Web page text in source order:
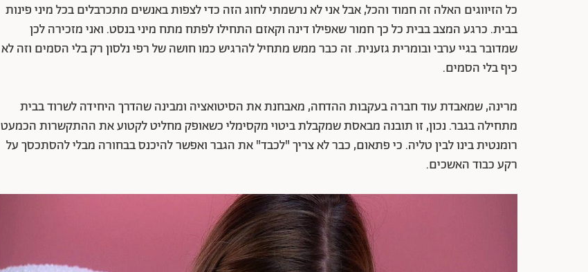
כל הזיווגים האלה זה חמוד והכל, אבל אני לא נרשמתי לחוג הזה כדי לצפות באנשים מתכרבלים בכל מיני פינות
בבית. כרגע המצב בבית כל כך חמור שאפילו דינה וקאזם התחילו לפתח מתח מיני בנסט. ואני מזכירה לכן
שמדובר בגיי ערבי ובומרית גזענית. זה כבר ממש מתחיל להרגיש כמו חושה של רפי נלסון רק בלי הסמים וזה לא
כיף בלי הסמים.
מרינה, שמאבדת עוד חברה בעקבות ההדחה, מאבחנת את הסיטואציה ומבינה שהדרך היחידה לשרוד בבית
מתחילה בגבר. נכון, זו תובנה מבאסת שמקבלת ביטוי מקסימלי כשאופק מחליט לקטוע את ההתקשרות הכמעט
רומנטית בינו לבין טליה. כי פתאום, כבר לא צריך "לכבד" את הגבר ואפשר להיכנס בבחורה מבלי להסתכסך על
רקע כבוד האשכים.